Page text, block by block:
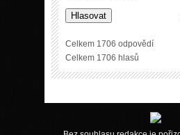
Hlasovat
Celkem 1706 odpovědí
Celkem 1706 hlasů